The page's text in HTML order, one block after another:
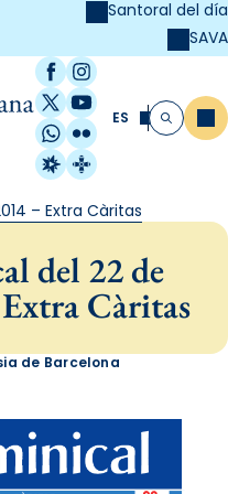
Santoral del día
SAVA
Facebook
Instagram
X / Twitter
YouTube
WhatsApp
Flickr
Radio Estel
Catalunya
ES Buscar
– Extra Càritas
del 22 de
Càritas
de Barcelona